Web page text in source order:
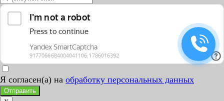
Я согласен(а) на обработку персональных данных
Отправить